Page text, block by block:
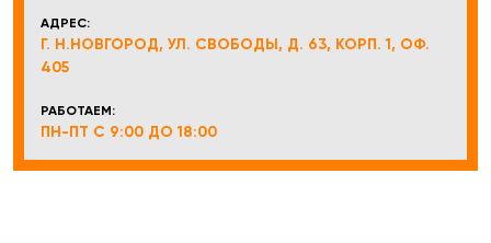
АДРЕС:
Г. Н.НОВГОРОД, УЛ. СВОБОДЫ, Д. 63, КОРП. 1, ОФ.
405
РАБОТАЕМ:
ПН-ПТ С 9:00 ДО 18:00